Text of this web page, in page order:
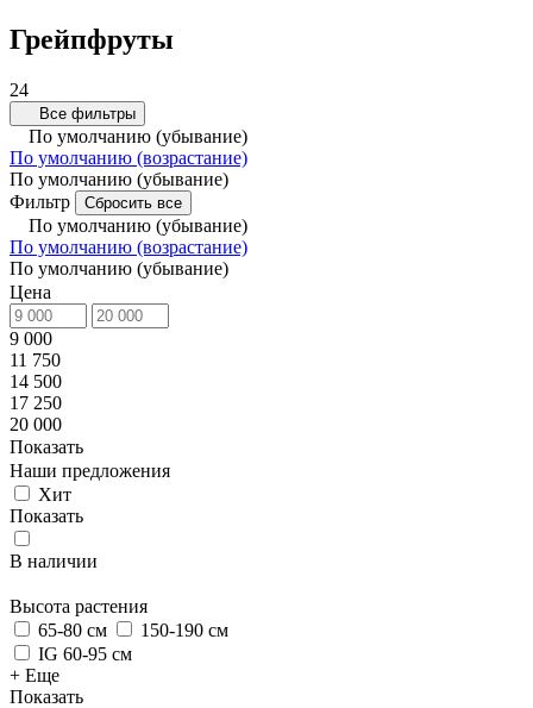
Грейпфруты
24
Все фильтры
По умолчанию (убывание)
По умолчанию (возрастание)
По умолчанию (убывание)
Фильтр
Сбросить все
По умолчанию (убывание)
По умолчанию (возрастание)
По умолчанию (убывание)
Цена
9 000
11 750
14 500
17 250
20 000
Показать
Наши предложения
Хит
Показать
В наличии
Высота растения
65-80 см
150-190 см
IG 60-95 см
+ Еще
Показать